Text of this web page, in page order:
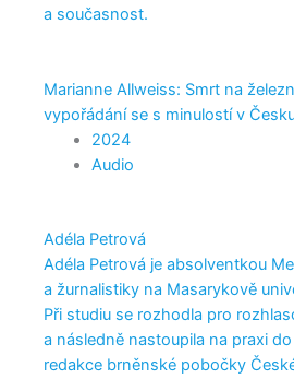
a současnost.
Marianne Allweiss: Smrt na
vypořádání se s minulostí v
2024
Audio
Adéla Petrová
Adéla Petrová je absolventkou
a žurnalistiky na Masarykově
Při studiu se rozhodla pro
a následně nastoupila na praxi
redakce brněnské pobočky